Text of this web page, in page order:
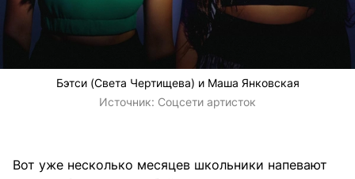
Бэтси (Света Чертищева) и Маша Янковская
Источник: Соцсети артисток
Вот уже несколько месяцев школьники напевают